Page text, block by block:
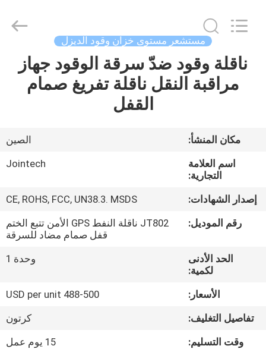
الصفحة
الرئيسية
عرض
الافتراضي
في
المعمل
Reserved.
مستشعر مستوى خزان وقود الديزل
ناقلة وقود ضدّ سرقة الوقود جهاز
مراقبة النقل ناقلة تفريغ صمام
القفل
مكان المنشأ:
الصين
اسم العلامة
التجارية:
Jointech
إصدار الشهادات:
CE, ROHS, FCC, UN38.3. MSDS
رقم الموديل:
JT802 ناقلة النفط GPS الأمن تتبع الختم
قفل صمام مضاد للسرقة
الحد الأدنى
لكمية:
وحدة 1
الأسعار:
488-500 USD per unit
تفاصيل التغليف:
كرتون
وقت التسليم:
15 يوم عمل